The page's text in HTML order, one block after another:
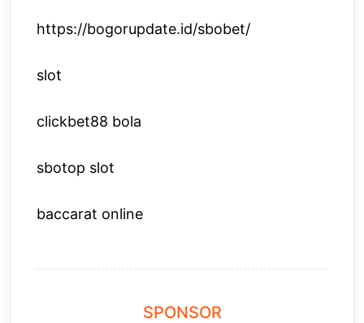
https://bogorupdate.id/sbobet/
slot
clickbet88 bola
sbotop slot
baccarat online
SPONSOR